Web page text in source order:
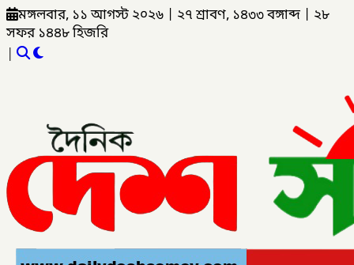
মঙ্গলবার, ১১ আগস্ট ২০২৬ ২৭ শ্রাবণ, ১৪৩৩ বঙ্গাব্দ
২৮
সফর ১৪৪৮ হিজরি
|